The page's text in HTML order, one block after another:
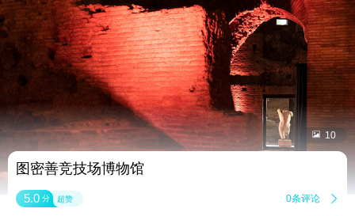
 10
图密善竞技场博物馆
5.0 分 超赞 0条评论 
